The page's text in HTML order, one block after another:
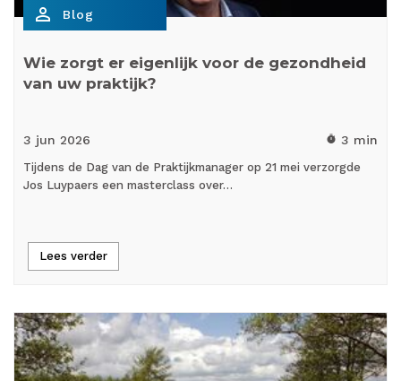
person_outline Blog
Wie zorgt er eigenlijk voor de gezondheid
van uw praktijk?
3 jun 2026 timer 3 min
Tijdens de Dag van de Praktijkmanager op 21 mei verzorgde
Jos Luypaers een masterclass over…
Lees verder